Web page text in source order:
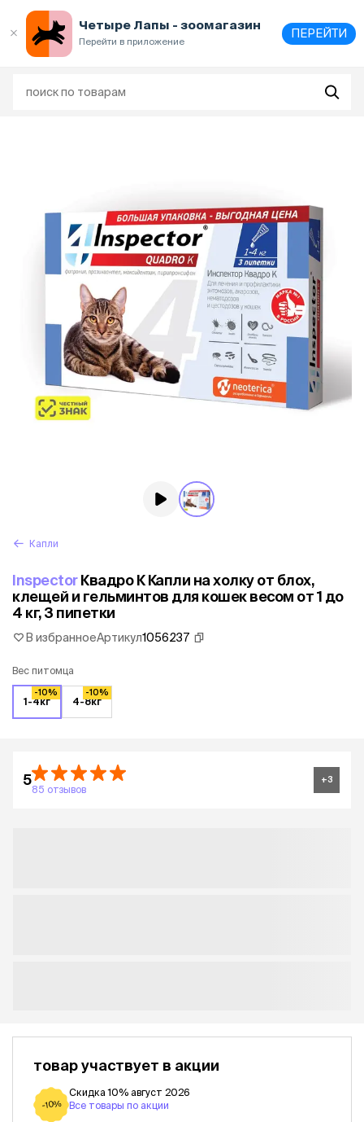
Четыре Лапы - зоомагазин
Перейти в приложение
ПЕРЕЙТИ
Капли
InspectorКвадро К Капли на холку от блох,
клещей и гельминтов для кошек весом от 1 до
4 кг, 3 пипетки
В избранноеАртикул1056237
Вес питомца
1-4кг
-10%
4-8кг
-10%
5
85 отзывов
+3
товар участвует в акции
-10%
Скидка 10% август 2026
Все товары по акции